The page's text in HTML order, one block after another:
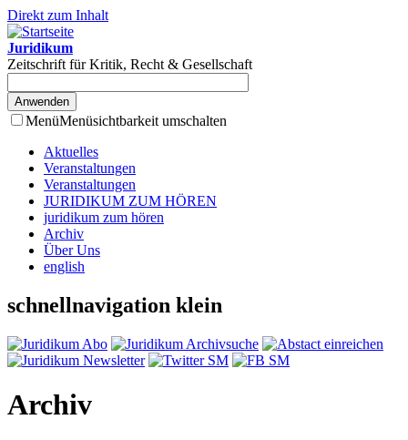
Direkt zum Inhalt
Juridikum
Zeitschrift für Kritik, Recht & Gesellschaft
MenüMenüsichtbarkeit umschalten
Aktuelles
Veranstaltungen
Veranstaltungen
JURIDIKUM ZUM HÖREN
juridikum zum hören
Archiv
Über Uns
english
schnellnavigation klein
Archiv